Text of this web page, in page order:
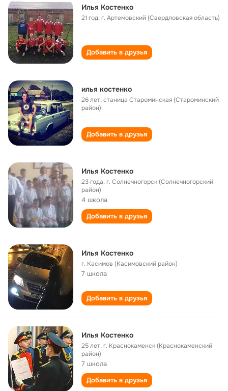
Илья Костенко
21 год,г. Артемовский (Свердловская область)
Добавить в друзья
илья костенко
26 лет,станица Староминская (Староминский
район)
Добавить в друзья
Илья Костенко
23 года,г. Солнечногорск (Солнечногорский
район)
4 школа
Добавить в друзья
Илья Костенко
г. Касимов (Касимовский район)
7 школа
Добавить в друзья
Илья Костенко
25 лет,г. Краснокаменск (Краснокаменский
район)
7 школа
Добавить в друзья